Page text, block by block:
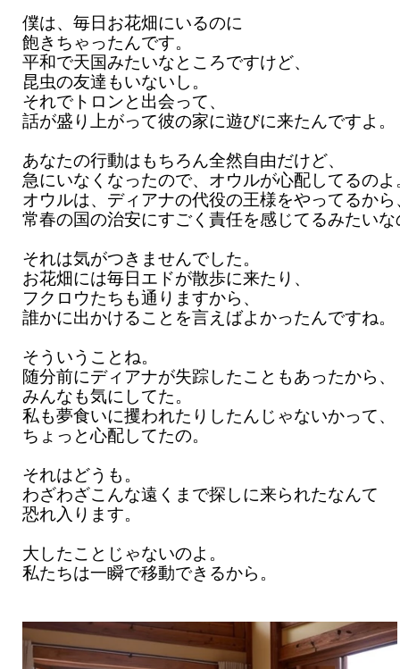
僕は、毎日お花畑にいるのに
飽きちゃったんです。
平和で天国みたいなところですけど、
昆虫の友達もいないし。
それでトロンと出会って、
話が盛り上がって彼の家に遊びに来たんですよ。
あなたの行動はもちろん全然自由だけど、
急にいなくなったので、オウルが心配してるのよ
オウルは、ディアナの代役の王様をやってるから
常春の国の治安にすごく責任を感じてるみたいな
それは気がつきませんでした。
お花畑には毎日エドが散歩に来たり、
フクロウたちも通りますから、
誰かに出かけることを言えばよかったんですね。
そういうことね。
随分前にディアナが失踪したこともあったから、
みんなも気にしてた。
私も夢食いに攫われたりしたんじゃないかって、
ちょっと心配してたの。
それはどうも。
わざわざこんな遠くまで探しに来られたなんて
恐れ入ります。
大したことじゃないのよ。
私たちは一瞬で移動できるから。